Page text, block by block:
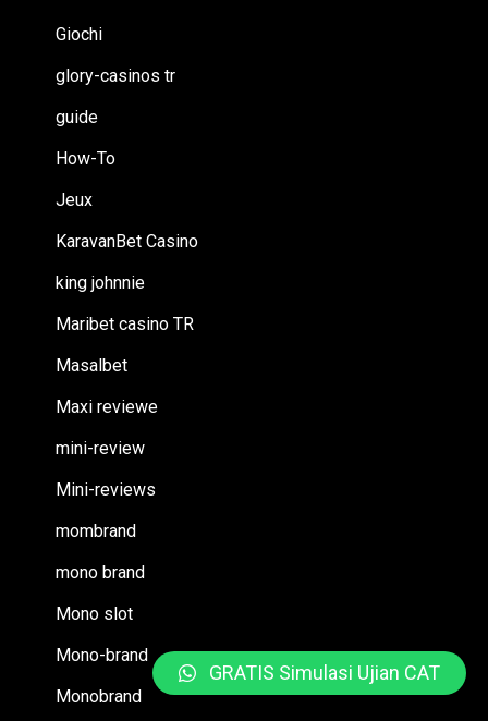
Giochi
glory-casinos tr
guide
How-To
Jeux
KaravanBet Casino
king johnnie
Maribet casino TR
Masalbet
Maxi reviewe
mini-review
Mini-reviews
mombrand
mono brand
Mono slot
Mono-brand
Monobrand
GRATIS Simulasi Ujian CAT